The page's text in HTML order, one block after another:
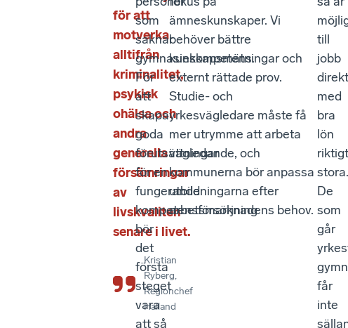
för att
motverka
alltifrån
kriminalitet,
psykisk
ohälsa och
andra
generella
försämringar
av
livskvaliten
senare i livet.
Kristian
Ryberg,
Regionchef
Halland
som
saknar
gymnasiekompetens.
För
att
skapa
goda
förutsättningar
för en
fungerande
kompetensförsörjning
bör
det
första
steget
vara
att så
ämneskunskaper. Vi
behöver bättre
kunskapsmätningar och
externt rättade prov.
Studie- och
yrkesvägledare måste få
mer utrymme att arbeta
vägledande, och
kommunerna bör anpassa
utbildningarna efter
arbetsmarknadens behov.
till
jobb
direkt
med
bra
lön
riktigt
stora.
De
som
går
får
inte